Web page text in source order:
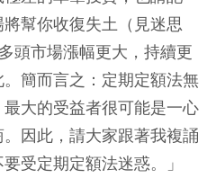
幫你收復失土（見迷思
頭市場漲幅更大，持續更
簡而言之：定期定額法無
大的受益者很可能是一心
因此，請大家跟著我複誦
受定期定額法迷惑。」